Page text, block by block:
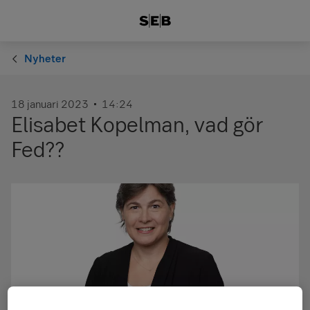
Nyheter
18 januari 2023 14:24
Elisabet Kopelman, vad gör
Fed??